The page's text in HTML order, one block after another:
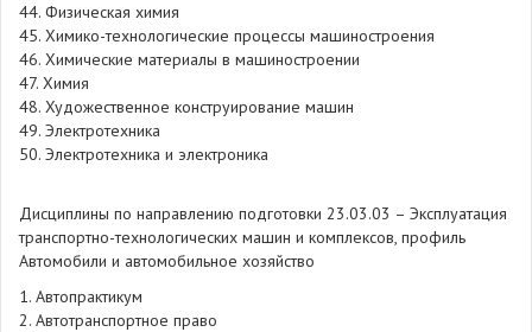
44. Физическая химия
45. Химико-технологические процессы машиностроения
46. Химические материалы в машиностроении
47. Химия
48. Художественное конструирование машин
49. Электротехника
50. Электротехника и электроника
Дисциплины по направлению подготовки 23.03.03 – Эксплуатация
транспортно-технологических машин и комплексов, профиль
Автомобили и автомобильное хозяйство
1. Автопрактикум
2. Автотранспортное право